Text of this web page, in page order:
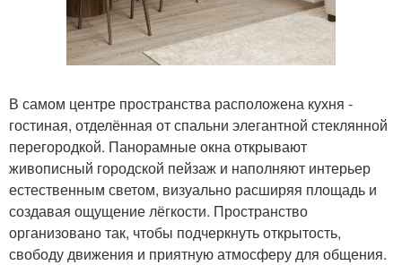
В самом центре пространства расположена кухня -
гостиная, отделённая от спальни элегантной стеклянной
перегородкой. Панорамные окна открывают
живописный городской пейзаж и наполняют интерьер
естественным светом, визуально расширяя площадь и
создавая ощущение лёгкости. Пространство
организовано так, чтобы подчеркнуть открытость,
свободу движения и приятную атмосферу для общения.